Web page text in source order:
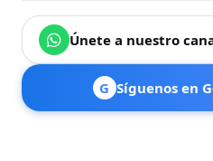
Únete a nuestro
G Síguenos en